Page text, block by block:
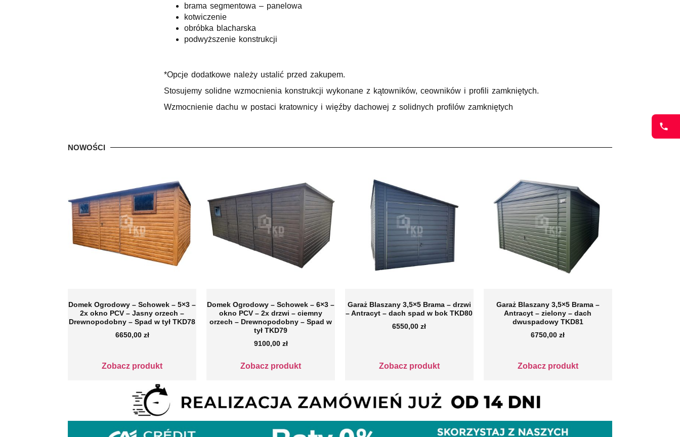
brama segmentowa – panelowa
kotwiczenie
obróbka blacharska
podwyższenie konstrukcji
*Opcje dodatkowe należy ustalić przed zakupem.
Stosujemy solidne wzmocnienia konstrukcji wykonane z kątowników, ceowników i profili zamkniętych.
Wzmocnienie dachu w postaci kratownicy i więźby dachowej z solidnych profilów zamkniętych
NOWOŚCI
Domek Ogrodowy – Schowek – 5×3 –
2x okno PCV – Jasny orzech –
Drewnopodobny – Spad w tył TKD78
6650,00 zł
Zobacz produkt
Domek Ogrodowy – Schowek – 6×3 –
okno PCV – 2x drzwi – ciemny
orzech – Drewnopodobny – Spad w
tył TKD79
9100,00 zł
Zobacz produkt
Garaż Blaszany 3,5×5 Brama – drzwi
– Antracyt – dach spad w bok TKD80
6550,00zł
Zobacz produkt
Garaż Blaszany 3,5×5 Brama –
Antracyt – zielony – dach
dwuspadowy TKD81
6750,00zł
Zobacz produkt